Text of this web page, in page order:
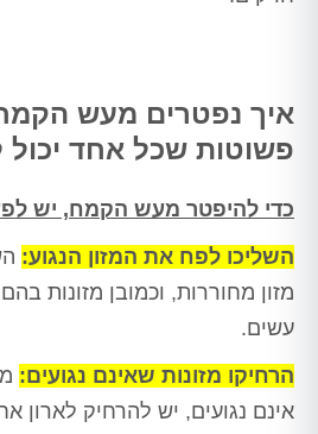
איך נפטרים מעש
פשוטות שכל אחד
כדי להיפטר מעש הקמח, יש
השליכו לפח את המזון הנגוע:
מזון מחוררות, וכמובן מזונות
עשים.
הרחיקו מזונות שאינם נגועים:
אינם נגועים, יש להרחיק לארון